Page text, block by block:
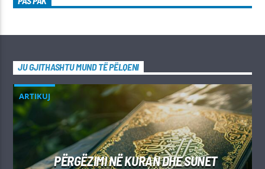
JU GJITHASHTU MUND TË PËLQENI
ARTIKUJ
PËRGËZIMI NË KURAN DHE SUNET